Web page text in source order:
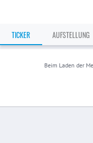
TICKER AUFSTELLUNG
Beim Laden der